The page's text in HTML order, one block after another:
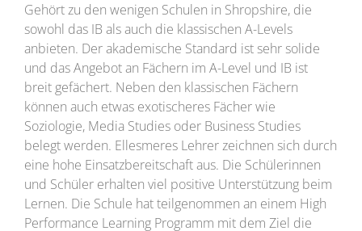
Gehört zu den wenigen Schulen in Shropshire, die
sowohl das IB als auch die klassischen A-Levels
anbieten. Der akademische Standard ist sehr solide
und das Angebot an Fächern im A-Level und IB ist
breit gefächert. Neben den klassischen Fächern
können auch etwas exotischeres Fächer wie
Soziologie, Media Studies oder Business Studies
belegt werden. Ellesmeres Lehrer zeichnen sich durch
eine hohe Einsatzbereitschaft aus. Die Schülerinnen
und Schüler erhalten viel positive Unterstützung beim
Lernen. Die Schule hat teilgenommen an einem High
Performance Learning Programm mit dem Ziel die